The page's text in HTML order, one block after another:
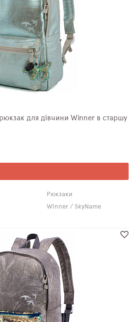
для дівчини Winner в старшу
Рюкзаки
Winner / SkyName